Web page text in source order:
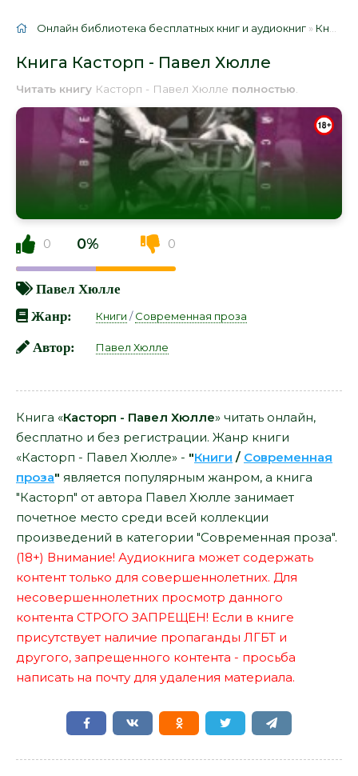
Онлайн библиотека бесплатных книг и аудиокниг » Книги
Книга Касторп - Павел Хюлле
Читать книгу Касторп - Павел Хюлле полностью
0 0% 0
Павел Хюлле
Жанр:
Книги /Современная проза
Автор: Павел Хюлле
Книга «Касторп - Павел Хюлле» читать онлайн,
бесплатно и без регистрации. Жанр книги
«Касторп - Павел Хюлле» - "Книги / Современная
проза" является популярным жанром, а книга
"Касторп" от автора Павел Хюлле занимает
почетное место среди всей коллекции
произведений в категории "Современная проза".
(18+) Внимание! Аудиокнига может содержать
контент только для совершеннолетних. Для
несовершеннолетних просмотр данного
контента СТРОГО ЗАПРЕЩЕН! Если в книге
присутствует наличие пропаганды ЛГБТ и
другого, запрещенного контента - просьба
написать на почту для удаления материала.